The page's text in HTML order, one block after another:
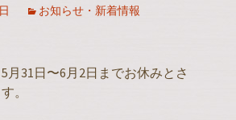
お知らせ・新着情報
月31日〜6月2日までお休みとさ
。